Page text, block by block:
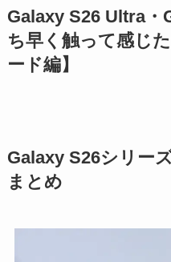
Galaxy S26 Ultra・
ち早く触って感じ
ード編】
Galaxy S26シリー
まとめ